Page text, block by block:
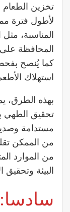
تخزين
لأطول فترة
المناسبة،
المحافظة
كما يُنصح
استهلاك
بهذه الطرق،
تحقيق الطهي
مستدامة
من الممكن
من الموارد
البيئة وتحقيق